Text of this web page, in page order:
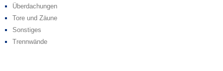
Überdachungen
Tore und Zäune
Sonstiges
Trennwände